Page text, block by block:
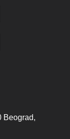
Beograd,